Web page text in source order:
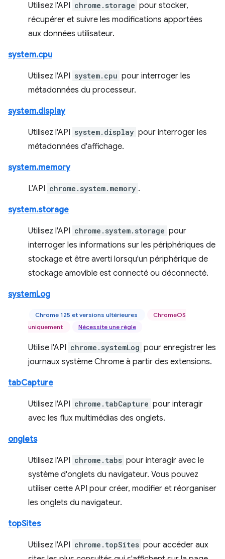
Utilisez l'API chrome.storage pour stocker,
récupérer et suivre les modifications apportées
aux données utilisateur.
system.cpu
Utilisez l'API system.cpu pour interroger les
métadonnées du processeur.
system.display
Utilisez l'API system.display pour interroger les
métadonnées d'affichage.
system.memory
L'API chrome.system.memory .
system.storage
Utilisez l'API chrome.system.storage pour
interroger les informations sur les périphériques de
stockage et être averti lorsqu'un périphérique de
stockage amovible est connecté ou déconnecté.
systemLog
Chrome 125 et versions ultérieures
ChromeOS
uniquement
Nécessite une règle
Utilise l'API chrome.systemLog pour enregistrer les
journaux système Chrome à partir des extensions.
tabCapture
Utilisez l'API chrome.tabCapture pour interagir
avec les flux multimédias des onglets.
onglets
Utilisez l'API chrome.tabs pour interagir avec le
système d'onglets du navigateur. Vous pouvez
utiliser cette API pour créer, modifier et réorganiser
les onglets du navigateur.
topSites
Utilisez l'API chrome.topSites pour accéder aux